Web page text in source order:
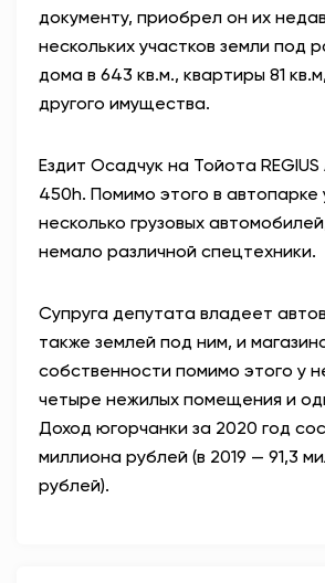
документу, приобрел он их
нескольких участков земли под
дома в 643 кв.м., квартиры 81
другого имущества.
Ездит Осадчук на Тойота REGIUS
450h. Помимо этого в автопарке
несколько грузовых
немало различной спецтехники.
Супруга депутата владеет
также землей под ним, и
собственности помимо этого у
четыре нежилых помещения и
Доход югорчанки за 2020 год
миллиона рублей (в 2019 — 91,3
рублей).